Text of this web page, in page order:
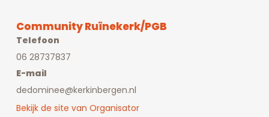
Community Ruïnekerk/PGB
Telefoon
06 28737837
E-mail
dedominee@kerkinbergen.nl
Bekijk de site van Organisator